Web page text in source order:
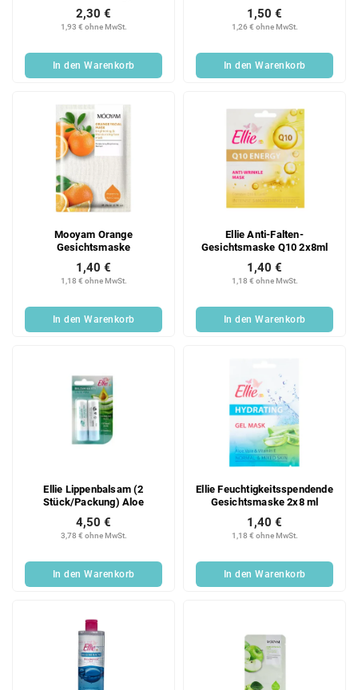
1,93 € ohne MwSt.
2,30 €
In den Warenkorb
1,26 € ohne MwSt.
1,50 €
In den Warenkorb
Mooyam Orange
Gesichtsmaske
1,18 € ohne MwSt.
1,40 €
In den Warenkorb
Ellie Anti-Falten-
Gesichtsmaske Q10 2x8ml
1,18 € ohne MwSt.
1,40 €
In den Warenkorb
Ellie Lippenbalsam (2
Stück/Packung) Aloe
3,78 € ohne MwSt.
4,50 €
In den Warenkorb
Ellie Feuchtigkeitsspendende
Gesichtsmaske 2x8 ml
1,18 € ohne MwSt.
1,40 €
In den Warenkorb